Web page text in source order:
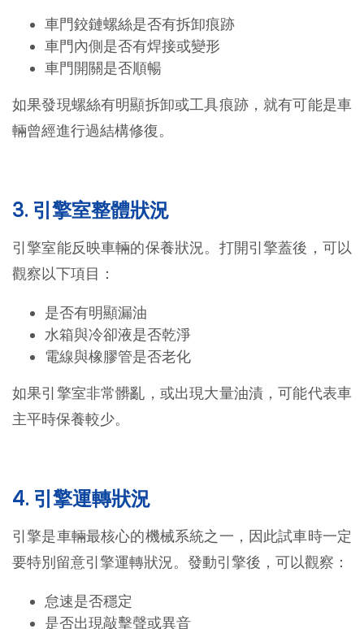
車門鉸鏈螺絲是否有拆卸痕跡
車門內側是否有焊接或變形
車門開關是否順暢
如果發現螺絲有明顯拆卸或工具痕跡，就有可能是車
輛曾經進行過結構修復。
3. 引擎室整體狀況
引擎室能反映車輛的保養狀況。打開引擎蓋後，可以
觀察以下項目：
是否有明顯漏油
水箱與冷卻液是否乾淨
電線與橡膠管是否老化
如果引擎室非常髒亂，或出現大量油漬，可能代表車
主平時保養較少。
4. 引擎運轉狀況
引擎是車輛最核心的機械系統之一，因此試車時一定
要特別留意引擎運轉狀況。發動引擎後，可以觀察：
怠速是否穩定
是否出現敲擊聲或異音